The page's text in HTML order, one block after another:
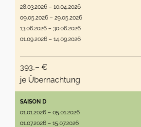
28.03.2026 – 10.04.2026
09.05.2026 – 29.05.2026
13.06.2026 – 30.06.2026
01.09.2026 – 14.09.2026
393,– €
je Übernachtung
SAISON D
01.01.2026 – 05.01.2026
01.07.2026 – 15.07.2026